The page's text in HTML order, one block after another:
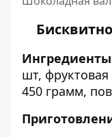
шт, фруктовая
450 грамм,